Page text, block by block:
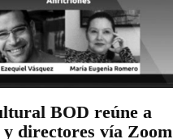
BOD reúne a
directores vía Zoom